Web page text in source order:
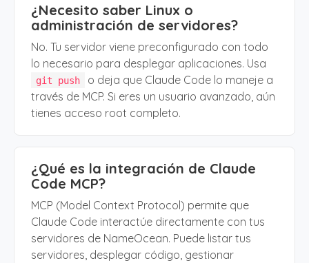
¿Necesito saber Linux o
administración de servidores?
No. Tu servidor viene preconfigurado con todo
lo necesario para desplegar aplicaciones. Usa
git push
o deja que Claude Code lo maneje a
través de MCP. Si eres un usuario avanzado, aún
tienes acceso root completo.
¿Qué es la integración de Claude
Code MCP?
MCP (Model Context Protocol) permite que
Claude Code interactúe directamente con tus
servidores de NameOcean. Puede listar tus
servidores, desplegar código, gestionar